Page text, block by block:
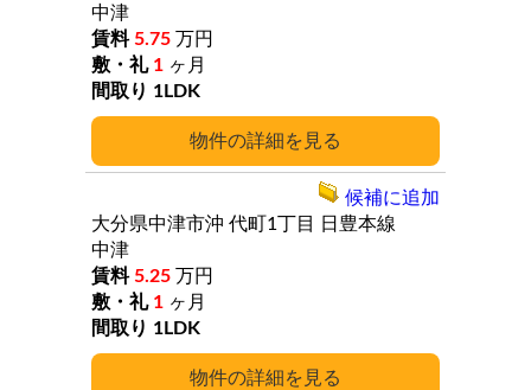
詳細
中津
5.75 万円
1 ヶ月
1LDK
詳細
大分県中津市沖 代町1丁目
日豊本線
中津
5.25 万円
1 ヶ月
1LDK
候補に追加